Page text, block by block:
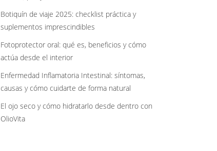
Botiquín de viaje 2025: checklist práctica y
suplementos imprescindibles
Fotoprotector oral: qué es, beneficios y cómo
actúa desde el interior
Enfermedad Inflamatoria Intestinal: síntomas,
causas y cómo cuidarte de forma natural
El ojo seco y cómo hidratarlo desde dentro con
OlioVita